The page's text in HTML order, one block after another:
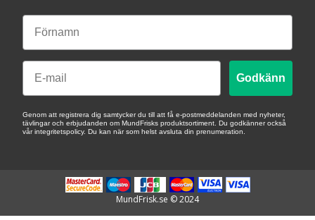
Email
Godkänn
Genom att registrera dig samtycker du till att få e-postmeddelanden med nyheter,
tävlingar och erbjudanden om MundFrisks produktsortiment. Du godkänner också
vår integritetspolicy. Du kan när som helst avsluta din prenumeration.
MundFrisk.se © 2024